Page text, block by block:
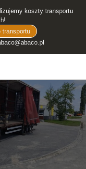
koszty transportu
transportu